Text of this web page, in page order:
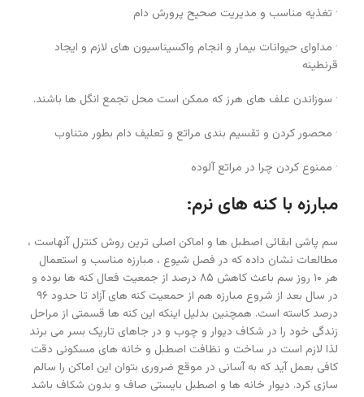
· تغذیه مناسب و مدیریت صحیح پرورش دام
· مداوای حیوانات بیمار و انجام واکسیناسیون های لازم و ایجاد
قرنطینه
· سوزاندن علف های هرز که ممکن است محل تجمع انگل ها باشند.
· محصور کردن و تقسیم بندی مراتع و تعلیف دام بطور متناوب
· ممنوع کردن چرا در مراتع آلوده
مبارزه با کنه های نرم:
سم پاشی ابقائی اصطبل ها و اماکن اصلی ترین روش کنترل آنهاست ،
مطالعات نشان داده که در فصل شیوع ، مبارزه مناسب و استعمال
هر ۱۰ روز سم باعث کاهش ۸۵ درصد از جمعیت فعال کنه ها بوده و
در سال بعد از شروع مبارزه هم از حمعیت کنه های آزاد تا حدود ۹۶
درصد کاسته است. همچنین بدلیل اینکه این کنه ها قسمتی از مراحل
زندگی خود را در شکاف دیوار و چوب و در جاهای تاریک بسر می برند
لذا لازم است در ساخت و نظافت اصطبل و خانه های مسکونی دقت
کافی بعمل آید که به آسانی در موقع ضروری بتوان این اماکن را سالم
سازی کرد. دیوار خانه ها و اصطبل بایستی صاف و بدون شکاف باشد